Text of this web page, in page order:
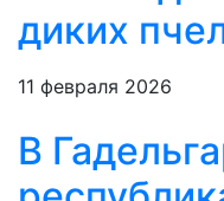
диких
11 февраля 2026
В